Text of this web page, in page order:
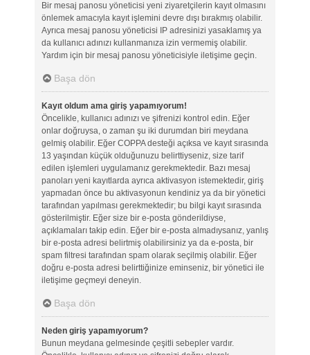
Bir mesaj panosu yöneticisi yeni ziyaretçilerin kayıt olmasını
önlemek amacıyla kayıt işlemini devre dışı bırakmış olabilir.
Ayrıca mesaj panosu yöneticisi IP adresinizi yasaklamış ya
da kullanıcı adınızı kullanmanıza izin vermemiş olabilir.
Yardım için bir mesaj panosu yöneticisiyle iletişime geçin.
Başa dön
Kayıt oldum ama giriş yapamıyorum!
Öncelikle, kullanıcı adınızı ve şifrenizi kontrol edin. Eğer
onlar doğruysa, o zaman şu iki durumdan biri meydana
gelmiş olabilir. Eğer COPPA desteği açıksa ve kayıt sırasında
13 yaşından küçük olduğunuzu belirttiyseniz, size tarif
edilen işlemleri uygulamanız gerekmektedir. Bazı mesaj
panoları yeni kayıtlarda ayrıca aktivasyon istemektedir, giriş
yapmadan önce bu aktivasyonun kendiniz ya da bir yönetici
tarafından yapılması gerekmektedir; bu bilgi kayıt sırasında
gösterilmiştir. Eğer size bir e-posta gönderildiyse,
açıklamaları takip edin. Eğer bir e-posta almadıysanız, yanlış
bir e-posta adresi belirtmiş olabilirsiniz ya da e-posta, bir
spam filtresi tarafından spam olarak seçilmiş olabilir. Eğer
doğru e-posta adresi belirttiğinize eminseniz, bir yönetici ile
iletişime geçmeyi deneyin.
Başa dön
Neden giriş yapamıyorum?
Bunun meydana gelmesinde çeşitli sebepler vardır.